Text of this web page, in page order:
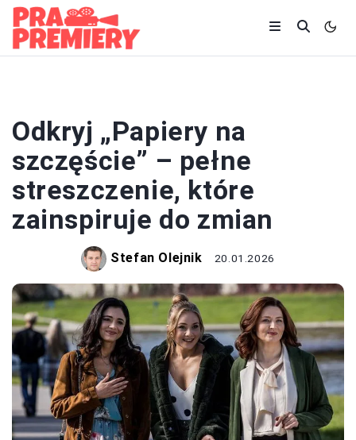
Odkryj „Papiery na
szczęście” – pełne
streszczenie, które
zainspiruje do zmian
Stefan Olejnik 20.01.2026